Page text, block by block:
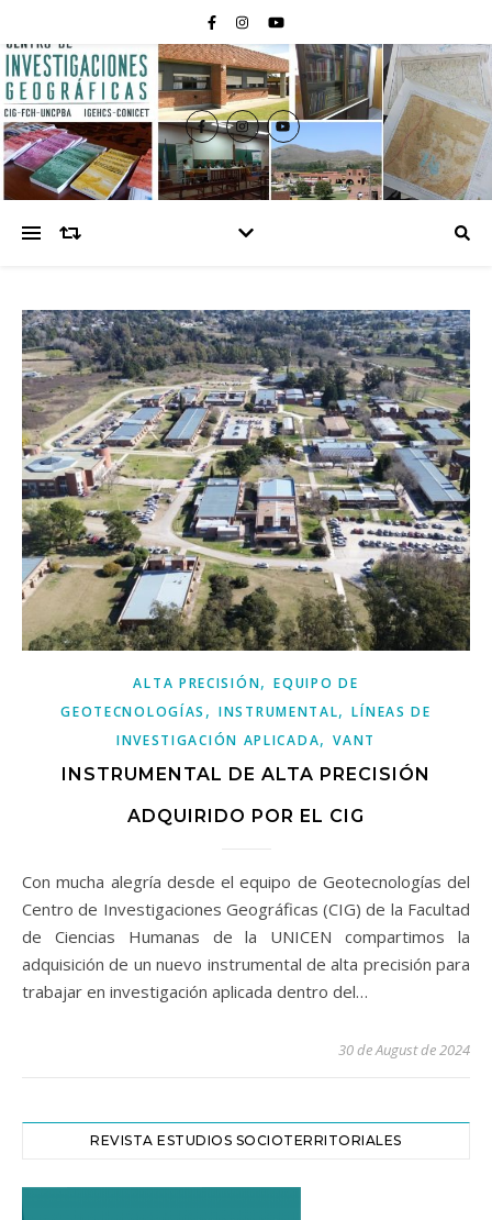
ALTA PRECISIÓN,EQUIPO DE
GEOTECNOLOGÍAS ,INSTRUMENTAL,LÍNEAS DE
INVESTIGACIÓN APLICADA,VANT
INSTRUMENTAL DE ALTA PRECISIÓN
ADQUIRIDO POR EL CIG
Con mucha alegría desde el equipo de Geotecnologías del
Centro de Investigaciones Geográficas (CIG) de la Facultad
de Ciencias Humanas de la UNICEN compartimos la
adquisición de un nuevo instrumental de alta precisión para
trabajar en investigación aplicada dentro del…
30 de August de 2024
REVISTA ESTUDIOS SOCIOTERRITORIALES